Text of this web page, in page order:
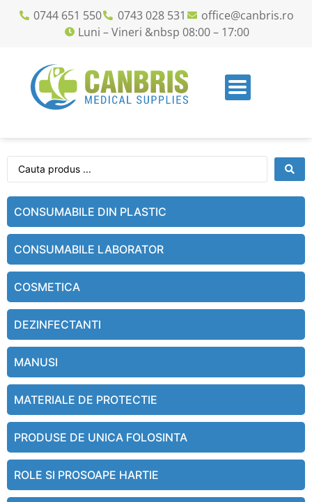
0744 651 550 0743 028 531
office@canbris.ro
Luni – Vineri &nbsp 08:00 – 17:00
CONSUMABILE DIN PLASTIC
CONSUMABILE LABORATOR
COSMETICA
DEZINFECTANTI
MANUSI
MATERIALE DE PROTECTIE
PRODUSE DE UNICA FOLOSINTA
ROLE SI PROSOAPE HARTIE